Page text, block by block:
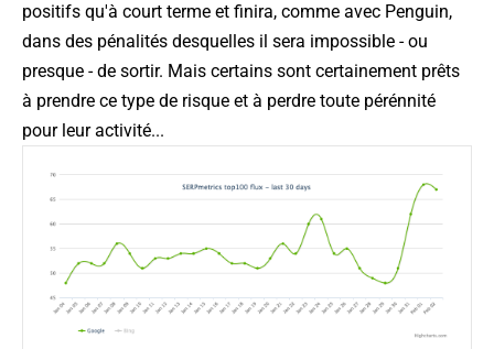
positifs qu'à court terme et finira, comme avec Penguin,
dans des pénalités desquelles il sera impossible - ou
presque - de sortir. Mais certains sont certainement prêts
à prendre ce type de risque et à perdre toute pérénnité
pour leur activité...